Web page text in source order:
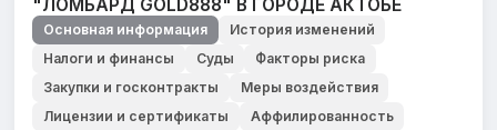
"ЛОМБАРД GOLD888" В ГОРОДЕ АКТОБЕ
Основная информация
История изменений
Налоги и финансы
Суды
Факторы риска
Закупки и госконтракты
Меры воздействия
Лицензии и сертификаты
Аффилированность